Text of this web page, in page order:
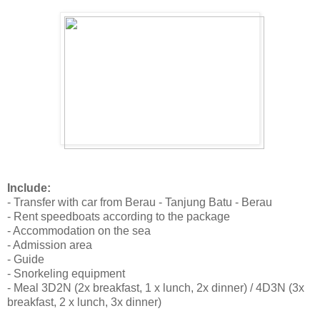
Include:
- Transfer with car from Berau - Tanjung Batu - Berau
- Rent speedboats according to the package
- Accommodation on the sea
- Admission area
- Guide
- Snorkeling equipment
- Meal 3D2N (2x breakfast, 1 x lunch, 2x dinner) / 4D3N (3x
breakfast, 2 x lunch, 3x dinner)